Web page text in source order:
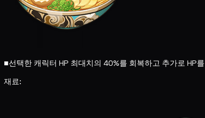
■선택한 캐릭터 HP 최대치의 40%를 회복하고 추가로 HP
재료: